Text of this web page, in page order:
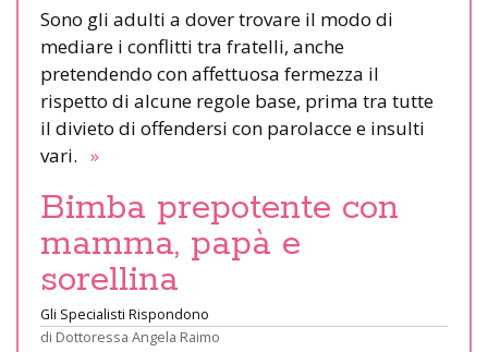
Sono gli adulti a dover trovare il modo di
mediare i conflitti tra fratelli, anche
pretendendo con affettuosa fermezza il
rispetto di alcune regole base, prima tra tutte
il divieto di offendersi con parolacce e insulti
vari. »
Bimba prepotente con
mamma, papà e
sorellina
Gli Specialisti Rispondono
di Dottoressa Angela Raimo